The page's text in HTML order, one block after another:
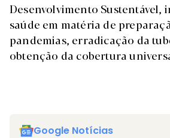
Desenvolvimento Sustentável,
saúde em matéria de
pandemias, erradicação da
obtenção da cobertura
Google Notícias